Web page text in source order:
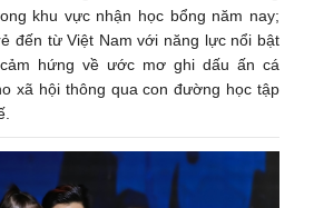
khu vực nhận học bổng năm nay;
đến từ Việt Nam với năng lực nổi bật
hứng về ước mơ ghi dấu ấn cá
xã hội thông qua con đường học tập